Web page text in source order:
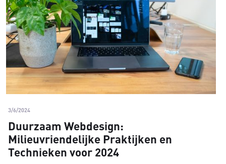
3/6/2024
Duurzaam Webdesign:
Milieuvriendelijke Praktijken en
Technieken voor 2024